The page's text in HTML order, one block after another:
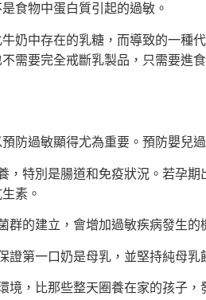
食物中蛋白質引起的過敏。
奶中存在的乳糖，而導致的一種
需要完全戒斷乳製品，只需要進
防過敏顯得尤為重要。預防嬰兒
，特別是腸道和免疫狀況。若孕期
素。
群的建立，會增加過敏疾病發生的
證第一口奶是母乳，並堅持純母乳
境，比那些整天圈養在家的孩子，